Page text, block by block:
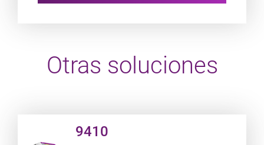
Otras soluciones
9410